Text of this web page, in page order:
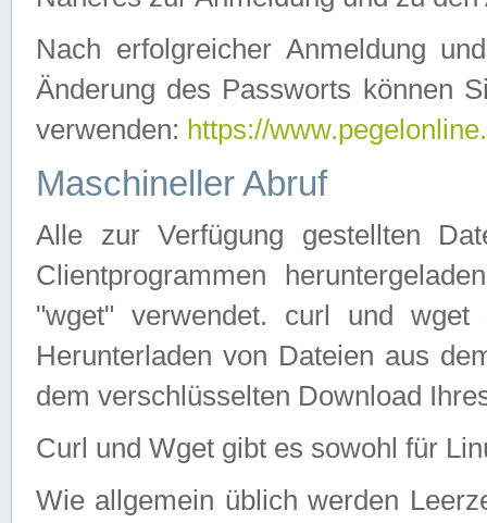
Nach erfolgreicher Anmeldung
Änderung des Passworts können
verwenden: https://
Maschineller Abruf
Alle zur Verfügung gestellten
Clientprogrammen
"wget" verwendet. curl und wget
Herunterladen von Dateien aus
dem verschlüsselten Download
Curl und Wget gibt es sowohl für
Wie allgemein üblich werden